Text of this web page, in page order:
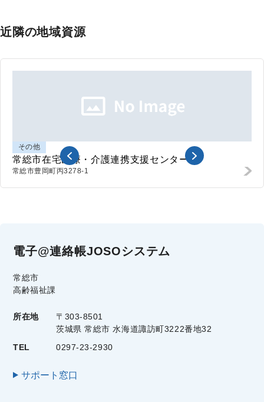
近隣の地域資源
その他
常総市在宅医療・介護連携支援センター
常総市豊岡町丙3278-1
電子@連絡帳JOSOシステム
常総市
高齢福祉課
所在地
〒303-8501
茨城県 常総市 水海道諏訪町3222番地32
TEL
0297-23-2930
サポート窓口